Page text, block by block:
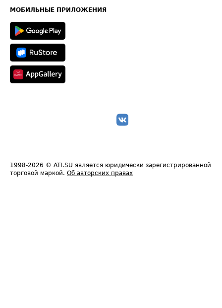
Техническая информация
МОБИЛЬНЫЕ ПРИЛОЖЕНИЯ
1998-2026 © ATI.SU является юридически зарегистрированной
торговой маркой. Об авторских правах